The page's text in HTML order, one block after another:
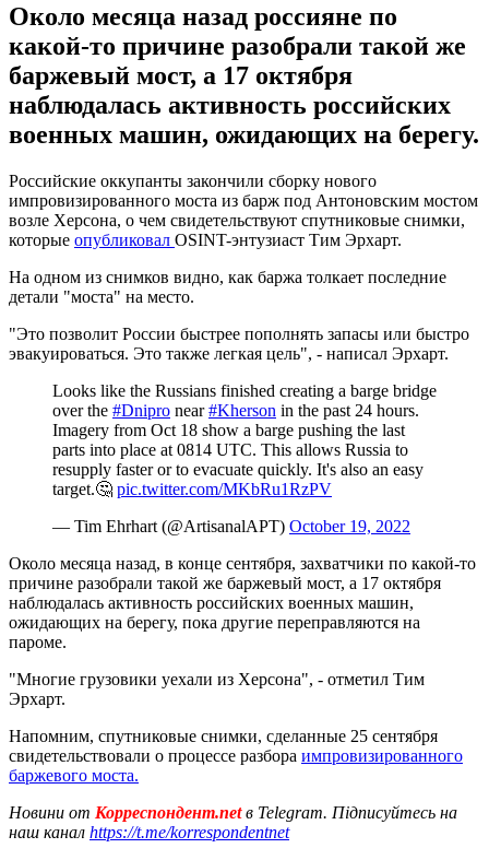
Около месяца назад россияне по
какой-то причине разобрали такой же
баржевый мост, а 17 октября
наблюдалась активность российских
военных машин, ожидающих на берегу.
Российские оккупанты закончили сборку нового
импровизированного моста из барж под Антоновским мостом
возле Херсона, о чем свидетельствуют спутниковые снимки,
которые опубликовал OSINT-энтузиаст Тим Эрхарт.
На одном из снимков видно, как баржа толкает последние
детали "моста" на место.
"Это позволит России быстрее пополнять запасы или быстро
эвакуироваться. Это также легкая цель", - написал Эрхарт.
Looks like the Russians finished creating a barge bridge
over the #Dnipro near#Kherson in the past 24 hours.
Imagery from Oct 18 show a barge pushing the last
parts into place at 0814 UTC. This allows Russia to
resupply faster or to evacuate quickly. It's also an easy
target.🤔 pic.twitter.com/MKbRu1RzPV
— Tim Ehrhart (@ArtisanalAPT) October 19, 2022
Около месяца назад, в конце сентября, захватчики по какой-то
причине разобрали такой же баржевый мост, а 17 октября
наблюдалась активность российских военных машин,
ожидающих на берегу, пока другие переправляются на
пароме.
"Многие грузовики уехали из Херсона", - отметил Тим
Эрхарт.
Напомним, спутниковые снимки, сделанные 25 сентября
свидетельствовали о процессе разбора импровизированного
баржевого моста.
Новини от Корреспондент.netв Telegram. Підписуйтесь на
наш канал https://t.me/korrespondentnet